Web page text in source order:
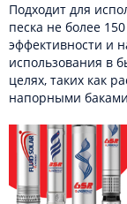
Подходит для
песка не более
эффективности и
использования в
целях, таких как
напорными